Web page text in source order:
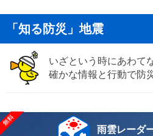
「知る防災」地震
いざという時にあわて
確かな情報と行動で防
雨雲レーダ